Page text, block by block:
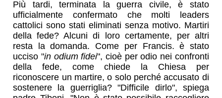
Più tardi, terminata la guerra civile, è stato
ufficialmente confermato che molti leaders
cattolici sono stati eliminati senza motivo. Martiri
della fede? Alcuni di loro certamente, per altri
resta la domanda. Come per Francis. è stato
ucciso "in odium fidei", cioè per odio nei confronti
della fede, come chiede la Chiesa per
riconoscere un martire, o solo perché accusato di
sostenere la guerriglia? "Difficile dirlo", spiega